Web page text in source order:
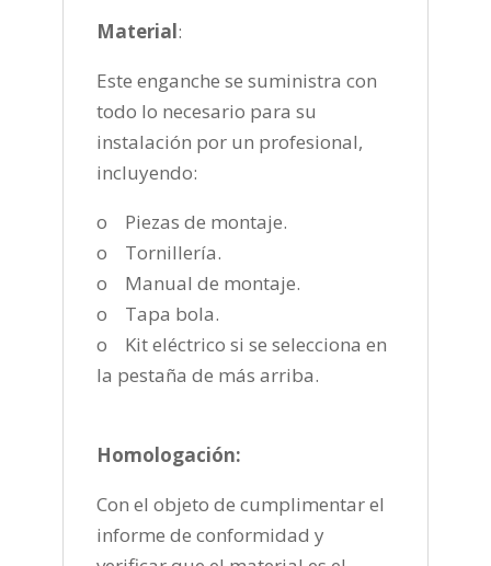
Material:
Este enganche se suministra con
todo lo necesario para su
instalación por un profesional,
incluyendo:
o Piezas de montaje.
o Tornillería.
o Manual de montaje.
o Tapa bola.
o Kit eléctrico si se selecciona en
la pestaña de más arriba.
Homologación:
Con el objeto de cumplimentar el
informe de conformidad y